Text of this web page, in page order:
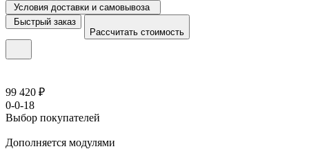
Условия доставки и самовывоза
Быстрый заказ
Рассчитать стоимость
99 420 ₽
0-0-18
Выбор покупателей
Дополняется модулями